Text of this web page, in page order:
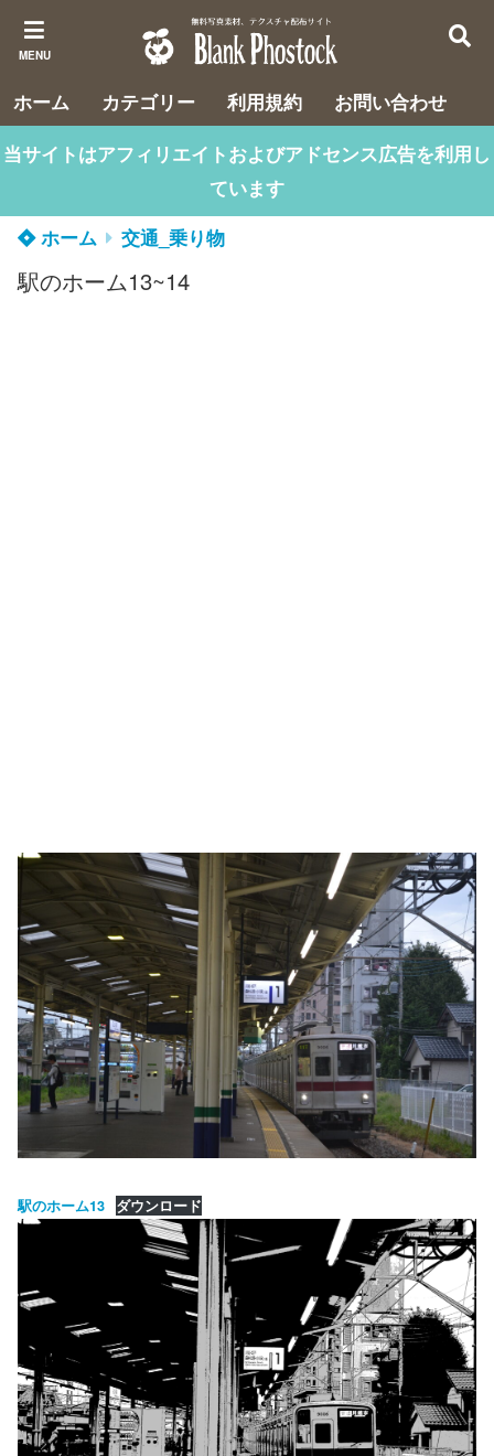
MENU
ホーム カテゴリー 利用規約
お問い合わせ
当サイトはアフィリエイトおよびアドセンス広告を利用し
ています
ホーム
交通_乗り物
駅のホーム13~14
駅のホーム13 ダウンロード